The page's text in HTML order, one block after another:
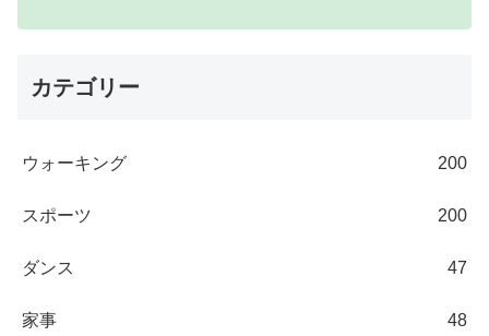
カテゴリー
ウォーキング 200
スポーツ 200
ダンス 47
家事 48